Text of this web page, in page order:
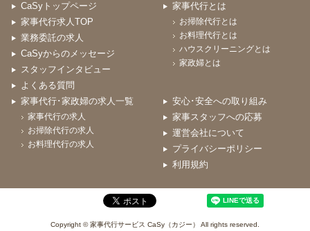
CaSyトップページ
家事代行求人TOP
業務委託の求人
CaSyからのメッセージ
スタッフインタビュー
よくある質問
家事代行とは
お掃除代行とは
お料理代行とは
ハウスクリーニングとは
家政婦とは
家事代行･家政婦の求人一覧
家事代行の求人
お掃除代行の求人
お料理代行の求人
安心･安全への取り組み
家事スタッフへの応募
運営会社について
プライバシーポリシー
利用規約
Copyright © 家事代行サービス CaSy（カジー） All rights reserved.